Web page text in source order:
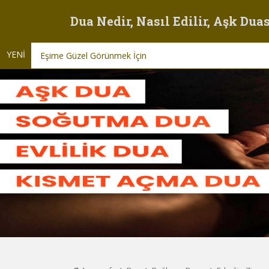
Dua Nedir, Nasıl Edilir, Aşk
YENİ Eşime Güzel Görünmek İçin Dua